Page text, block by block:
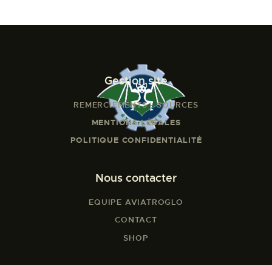
Gestion site
REMERCIEMENTS - SOURCES
MENTIONS LÉGALES
POLITIQUE CONFIDENTIALITÉ
Nous contacter
EQUIPE AVIATROGLO
CONTACT
SHOP